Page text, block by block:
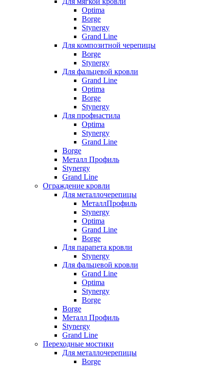
Optima
Borge
Stynergy
Grand Line
Для композитной черепицы
Borge
Stynergy
Для фальцевой кровли
Grand Line
Optima
Borge
Stynergy
Для профнастила
Optima
Stynergy
Grand Line
Borge
Металл Профиль
Stynergy
Grand Line
Ограждение кровли
Для металлочерепицы
МеталлПрофиль
Stynergy
Optima
Grand Line
Borge
Для парапета кровли
Stynergy
Для фальцевой кровли
Grand Line
Optima
Stynergy
Borge
Borge
Металл Профиль
Stynergy
Grand Line
Переходные мостики
Для металлочерепицы
Borge